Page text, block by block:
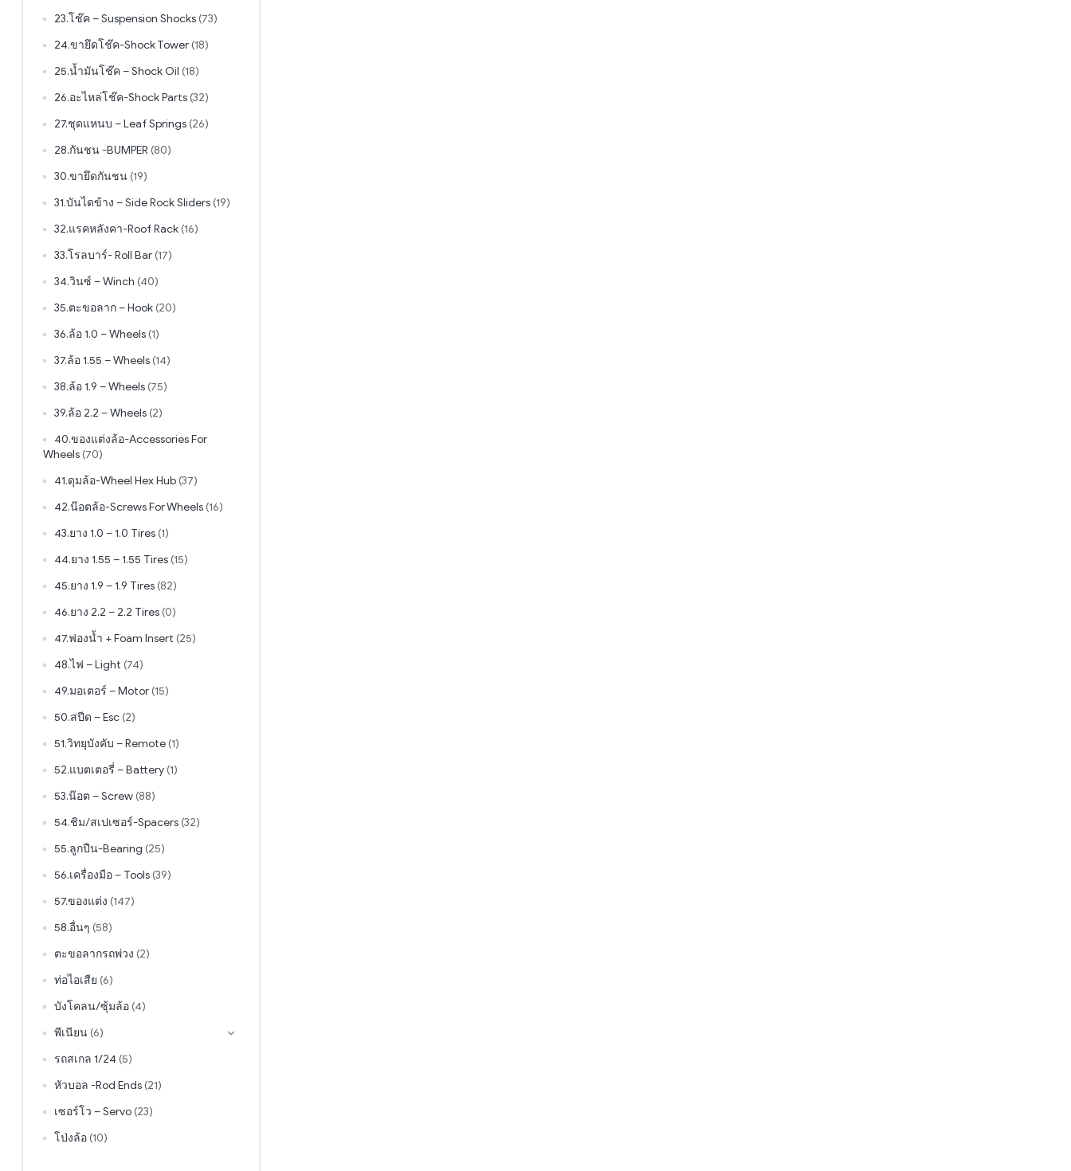
23.โช๊ค – Suspension Shocks (73)
24.ขายึดโช๊ค-Shock Tower (18)
25.น้ำมันโช๊ค – Shock Oil (18)
26.อะไหล่โช๊ค-Shock Parts (32)
27.ชุดแหนบ – Leaf Springs (26)
28.กันชน -BUMPER (80)
30.ขายึดกันชน (19)
31.บันไดข้าง – Side Rock Sliders (19)
32.แรคหลังคา-Roof Rack (16)
33.โรลบาร์- Roll Bar (17)
34.วินซ์ – Winch (40)
35.ตะขอลาก – Hook (20)
36.ล้อ 1.0 – Wheels (1)
37.ล้อ 1.55 – Wheels (14)
38.ล้อ 1.9 – Wheels (75)
39.ล้อ 2.2 – Wheels (2)
40.ของแต่งล้อ-Accessories For
Wheels (70)
41.ดุมล้อ-Wheel Hex Hub (37)
42.น๊อตล้อ-Screws For Wheels (16)
43.ยาง 1.0 – 1.0 Tires (1)
44.ยาง 1.55 – 1.55 Tires (15)
45.ยาง 1.9 – 1.9 Tires (82)
46.ยาง 2.2 – 2.2 Tires (0)
47.ฟองน้ำ + Foam Insert (25)
48.ไฟ – Light (74)
49.มอเตอร์ – Motor (15)
50.สปีด – Esc (2)
51.วิทยุบังคับ – Remote (1)
52.แบตเตอรี่ – Battery (1)
53.น๊อต – Screw (88)
54.ชิม/สเปเซอร์-Spacers (32)
55.ลูกปืน-Bearing (25)
56.เครื่องมือ – Tools (39)
57.ของแต่ง (147)
58.อื่นๆ (58)
ตะขอลากรถพ่วง (2)
ท่อไอเสีย (6)
บังโคลน/ซุ้มล้อ (4)
พีเนียน (6)
รถสเกล 1/24 (5)
หัวบอล -Rod Ends (21)
เซอร์โว – Servo (23)
โป่งล้อ (10)